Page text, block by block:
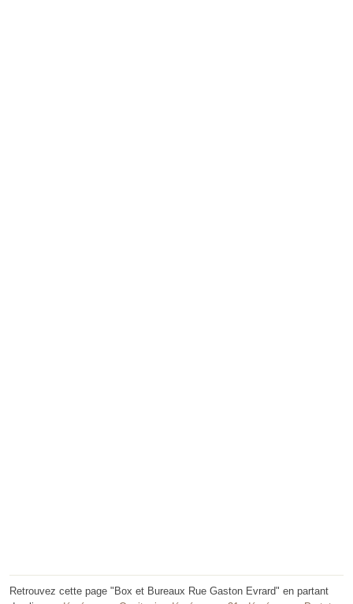
Retrouvez cette page "Box et Bureaux Rue Gaston Evrard" en partant